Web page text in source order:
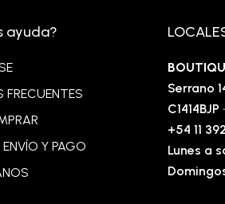
ayuda?
FRECUENTES
Y PAGO
Serrano
C1414BJP
+54 11
Lunes a